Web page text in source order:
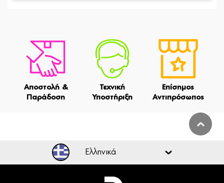
Αποστολή &
Παράδοση
Τεχνική
Υποστήριξη
Επίσημος
Αντιπρόσωπος
Ελληνικά
Ελληνικά